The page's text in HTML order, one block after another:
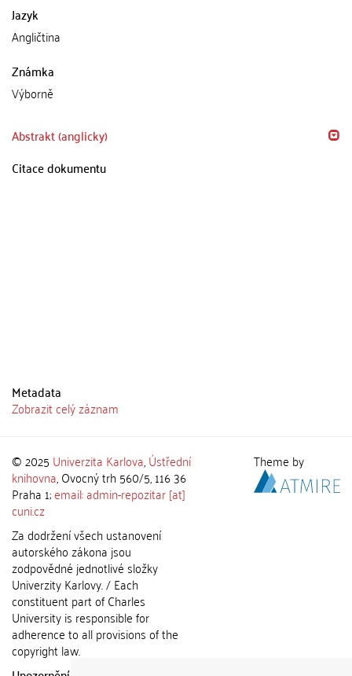
Jazyk
Angličtina
Známka
Výborně
Abstrakt (anglicky)
Citace dokumentu
Metadata
Zobrazit celý záznam
© 2025 Univerzita Karlova,Ústřední
knihovna, Ovocný trh 560/5, 116 36
Praha 1;email: admin-repozitar [at]
cuni.cz
Za dodržení všech ustanovení
autorského zákona jsou
zodpovědné jednotlivé složky
Univerzity Karlovy. / Each
constituent part of Charles
University is responsible for
adherence to all provisions of the
copyright law.
Theme by